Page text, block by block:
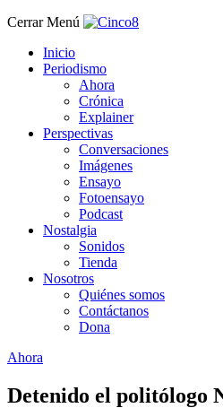
Cerrar Menú
Inicio
Periodismo
Ahora
Crónica
Explainer
Perspectivas
Conversaciones
Imágenes
Ensayo
Fotoensayo
Podcast
Nostalgia
Sonidos
Tienda
Nosotros
Quiénes somos
Contáctanos
Dona
Ahora
Detenido el politólogo